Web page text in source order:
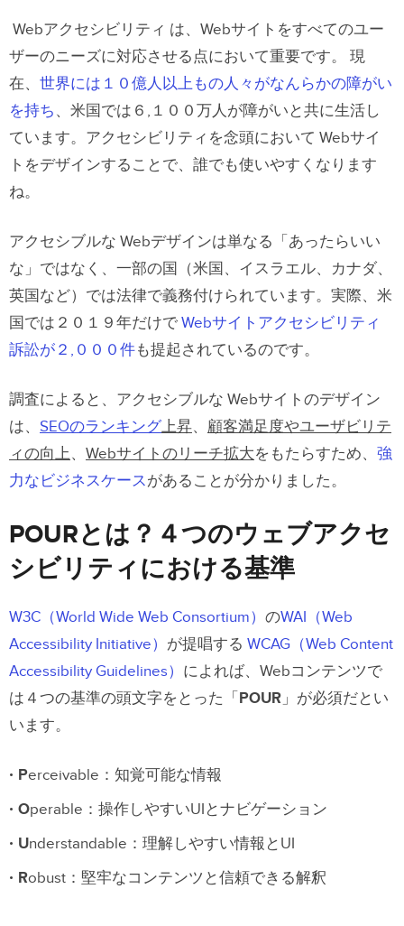
分かりやすい情報とUIの原則
（Understandable）
構成するための方法：
堅牢なコンテンツと信頼できる解釈の原
則（Robust）
するための工夫
カラーコントラスト
代替テキスト
読みやすいコンテンツ
ヘッダタグを適切に使う
「フォーカス」ステートのデザイン
エラー状態を考慮した便利なデザイン
ける
点滅するUIアニメーションを使わない
読みやすいフォントを使う
２０２０年以降発表された新たなアク
セシビリティでの配慮
WCAG 2.2 について把握しておくべ
きポイント：
ースデザイン
Webアクセシビリティ は、Webサイトをすべてのユー
ザーのニーズに対応させる点において重要です。 現
在、 世界には１０億人以上もの人々がなんらかの障がい
を持ち 、米国では ６,１００万人が障がいと共に生活し
ています。アクセシビリティを念頭において Webサイ
トをデザインすることで、誰でも使いやすくなります
ね。
アクセシブルな Webデザインは単なる「あったらいい
な」ではなく、一部の国（米国、イスラエル、カナダ、
英国など）では法律で義務付けられています。実際、米
国では２０１９年だけで Webサイトアクセシビリティ
訴訟が２,０００件も提起されているのです。
調査によると、アクセシブルな Webサイトのデザイン
は、 SEOのランキング上昇、 顧客満足度やユーザビリテ
ィの向上、 Webサイトのリーチ拡大をもたらすため、 強
力なビジネスケースがあることが分かりました。
POURとは？４つのウェブアクセ
シビリティにおける基準
W3C（World Wide Web Consortium） のWAI（Web
Accessibility Initiative） が提唱する WCAG（Web Content
Accessibility Guidelines） によれば、Webコンテンツで
は４つの基準の頭文字をとった「 POUR 」が必須だとい
います。
Perceivable ：知覚可能な情報
Operable ：操作しやすいUIとナビゲーション
Understandable ：理解しやすい情報とUI
Robust ：堅牢なコンテンツと信頼できる解釈